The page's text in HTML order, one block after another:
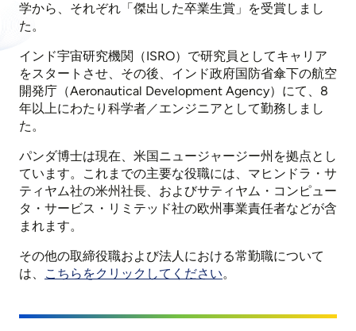
学から、それぞれ「傑出した卒業生賞」を受賞しまし
た。
インド宇宙研究機関（ISRO）で研究員としてキャリア
をスタートさせ、その後、インド政府国防省傘下の航空
開発庁（Aeronautical Development Agency）にて、8
年以上にわたり科学者／エンジニアとして勤務しまし
た。
パンダ博士は現在、米国ニュージャージー州を拠点とし
ています。これまでの主要な役職には、マヒンドラ・サ
ティヤム社の米州社長、およびサティヤム・コンピュー
タ・サービス・リミテッド社の欧州事業責任者などが含
まれます。
その他の取締役職および法人における常勤職について
は、
こちらをクリックしてください。